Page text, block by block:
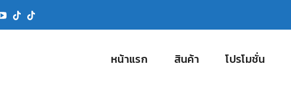
หน้าแรก สินค้า โปรโมชั่น